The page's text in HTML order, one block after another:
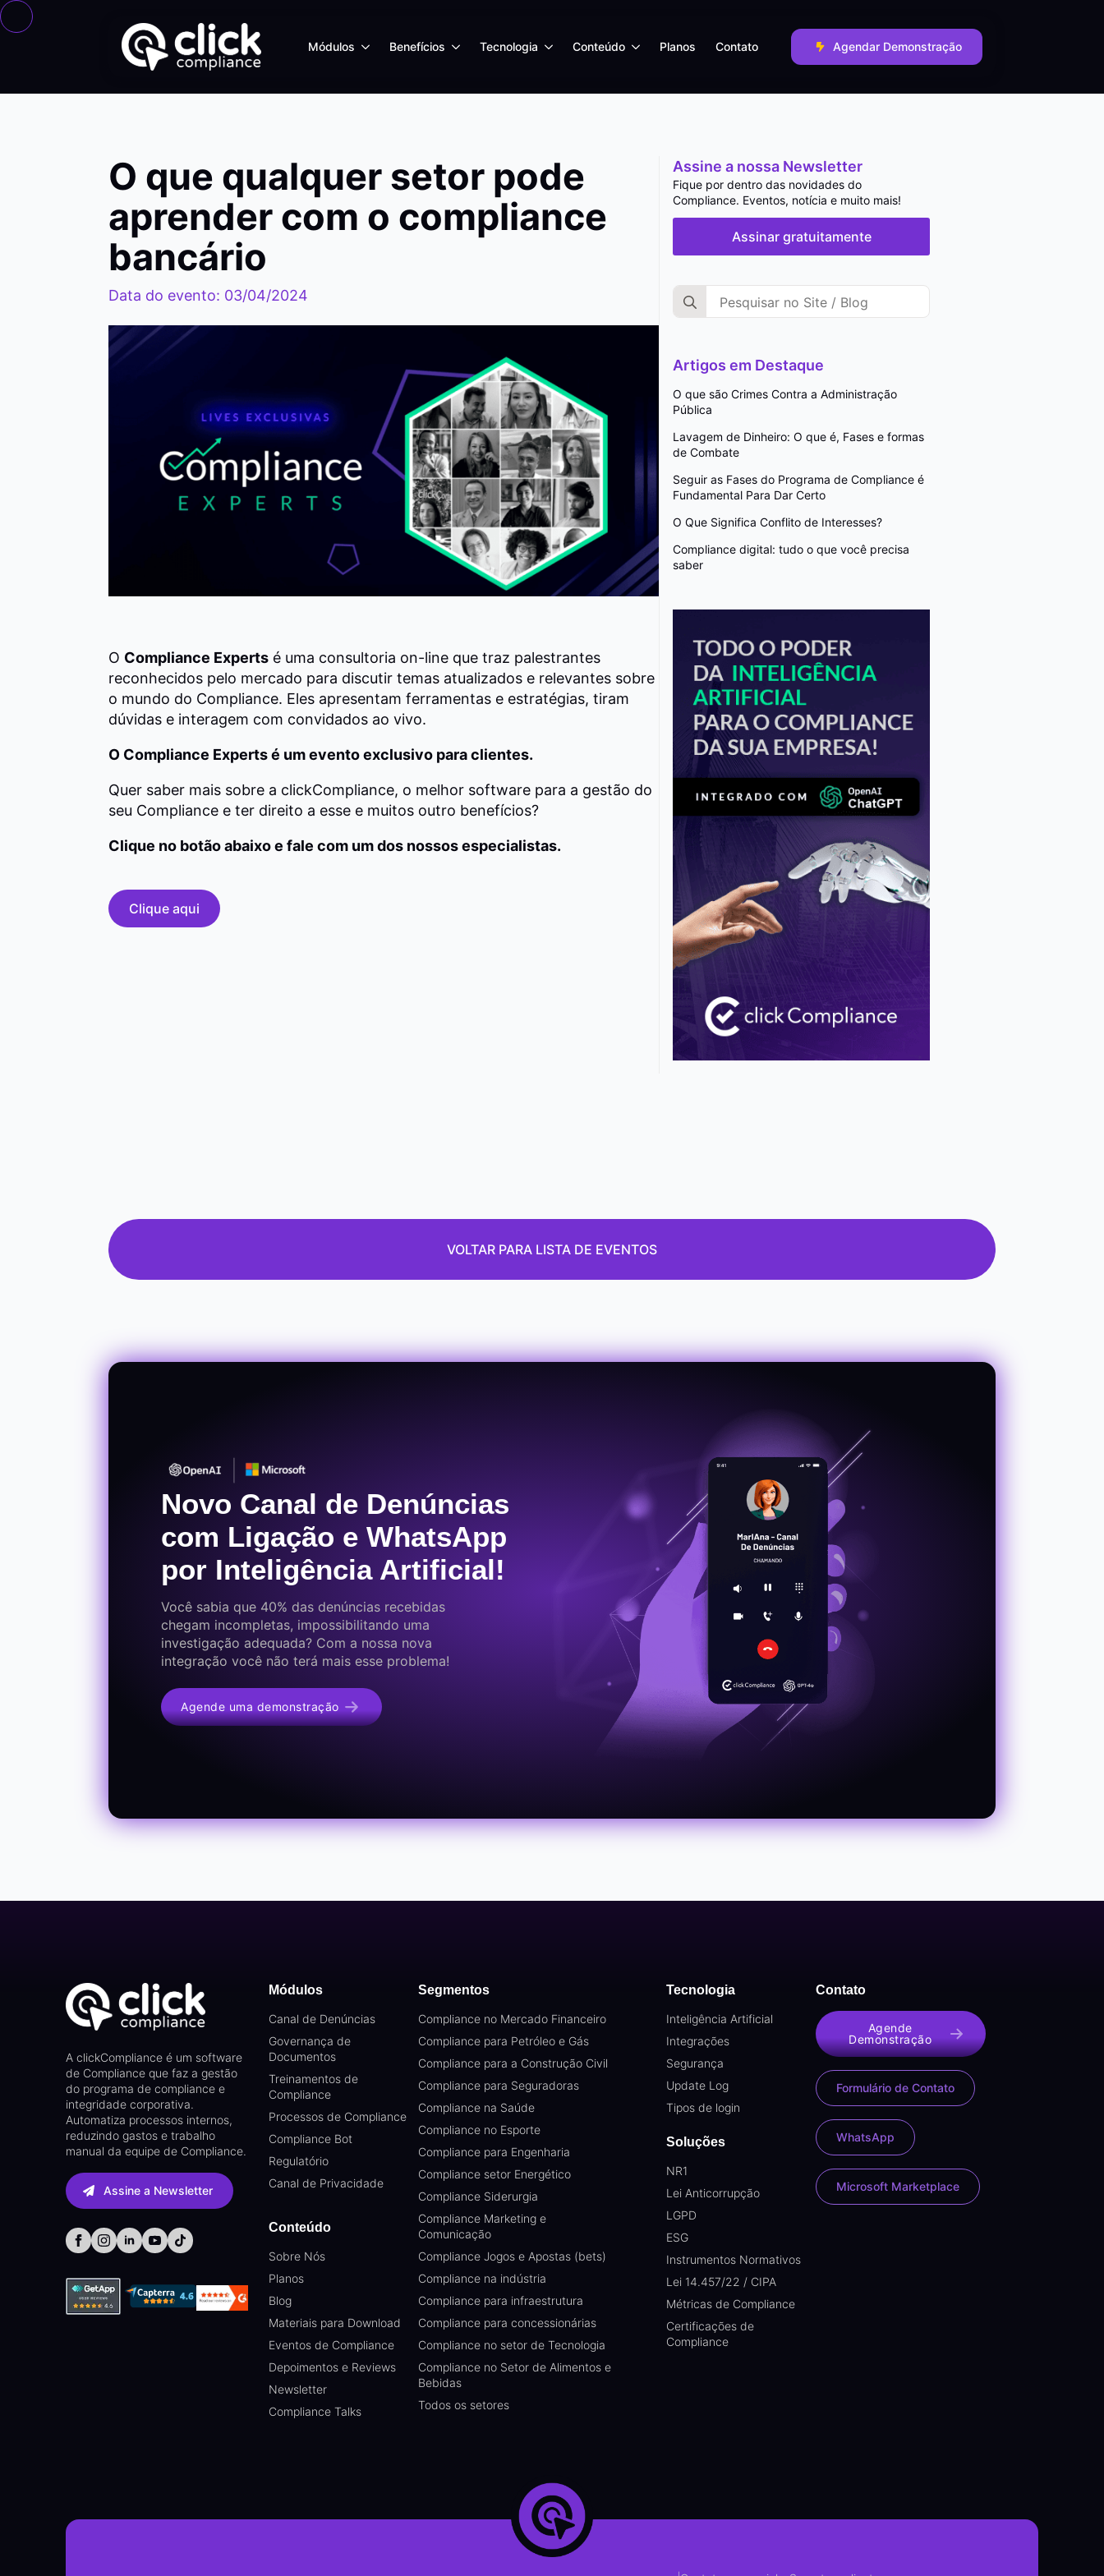
Módulos Benefícios Tecnologia Conteúdo Planos Contato Agendar Demonstração
O que qualquer setor pode
aprender com o compliance
bancário
Data do evento: 03/04/2024
O Compliance Experts é uma consultoria on-line que traz palestrantes
reconhecidos pelo mercado para discutir temas atualizados e relevantes sobre
o mundo do Compliance. Eles apresentam ferramentas e estratégias, tiram
dúvidas e interagem com convidados ao vivo.
O Compliance Experts é um evento exclusivo para clientes.
Quer saber mais sobre a clickCompliance, o melhor software para a gestão do
seu Compliance e ter direito a esse e muitos outro benefícios?
Clique no botão abaixo e fale com um dos nossos especialistas.
Clique aqui
Assine a nossa Newsletter
Fique por dentro das novidades do
Compliance. Eventos, notícia e muito mais!
Assinar gratuitamente
Search
for:
Artigos em Destaque
O que são Crimes Contra a Administração
Pública
Lavagem de Dinheiro: O que é, Fases e formas
de Combate
Seguir as Fases do Programa de Compliance é
Fundamental Para Dar Certo
O Que Significa Conflito de Interesses?
Compliance digital: tudo o que você precisa
saber
VOLTAR PARA LISTA DE EVENTOS
Novo Canal de Denúncias
com Ligação e WhatsApp
por Inteligência Artificial!
Você sabia que 40% das denúncias recebidas
chegam incompletas, impossibilitando uma
investigação adequada? Com a nossa nova
integração você não terá mais esse problema!
Agende uma demonstração
A clickCompliance é um software
de Compliance que faz a gestão
do programa de compliance e
integridade corporativa.
Automatiza processos internos,
reduzindo gastos e trabalho
manual da equipe de Compliance.
Assine a Newsletter
Módulos
Canal de Denúncias
Governança de
Documentos
Treinamentos de
Compliance
Processos de Compliance
Compliance Bot
Regulatório
Canal de Privacidade
Conteúdo
Sobre Nós
Planos
Blog
Materiais para Download
Eventos de Compliance
Depoimentos e Reviews
Newsletter
Compliance Talks
Segmentos
Compliance no Mercado Financeiro
Compliance para Petróleo e Gás
Compliance para a Construção Civil
Compliance para Seguradoras
Compliance na Saúde
Compliance no Esporte
Compliance para Engenharia
Compliance setor Energético
Compliance Siderurgia
Compliance Marketing e
Comunicação
Compliance Jogos e Apostas (bets)
Compliance na indústria
Compliance para infraestrutura
Compliance para concessionárias
Compliance no setor de Tecnologia
Compliance no Setor de Alimentos e
Bebidas
Todos os setores
Tecnologia
Inteligência Artificial
Integrações
Segurança
Update Log
Tipos de login
Soluções
NR1
Lei Anticorrupção
LGPD
ESG
Instrumentos Normativos
Lei 14.457/22 / CIPA
Métricas de Compliance
Certificações de
Compliance
Contato
Agende
Demonstração
Formulário de Contato
WhatsApp
Microsoft Marketplace